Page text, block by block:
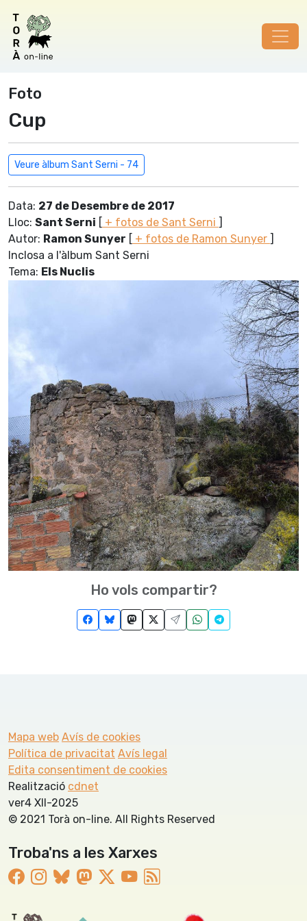
Foto
Cup
Veure àlbum Sant Serni - 74
Data: 27 de Desembre de 2017
Lloc: Sant Serni [ + fotos de Sant Serni ]
Autor: Ramon Sunyer [ + fotos de Ramon Sunyer ]
Inclosa a l'àlbum Sant Serni
Tema: Els Nuclis
Ho vols compartir?
Mapa web Avís de cookies
Política de privacitat Avís legal
Edita consentiment de cookies
Realització cdnet
ver4 XII-2025
© 2021 Torà on-line. All Rights Reserved
Troba'ns a les Xarxes